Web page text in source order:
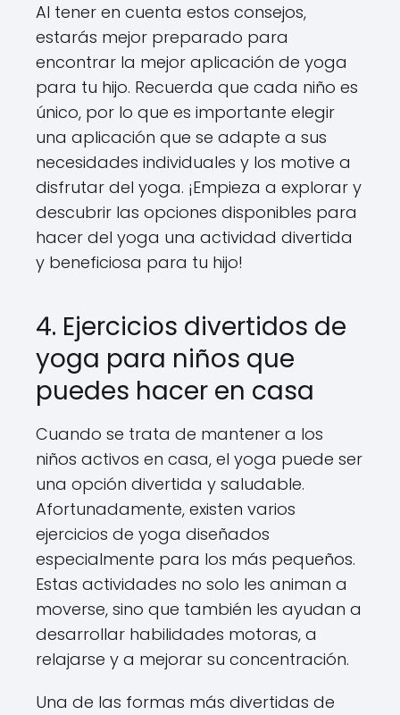
Al tener en cuenta estos consejos,
estarás mejor preparado para
encontrar la mejor aplicación de yoga
para tu hijo. Recuerda que cada niño es
único, por lo que es importante elegir
una aplicación que se adapte a sus
necesidades individuales y los motive a
disfrutar del yoga. ¡Empieza a explorar y
descubrir las opciones disponibles para
hacer del yoga una actividad divertida
y beneficiosa para tu hijo!
4. Ejercicios divertidos de
yoga para niños que
puedes hacer en casa
Cuando se trata de mantener a los
niños activos en casa, el yoga puede ser
una opción divertida y saludable.
Afortunadamente, existen varios
ejercicios de yoga diseñados
especialmente para los más pequeños.
Estas actividades no solo les animan a
moverse, sino que también les ayudan a
desarrollar habilidades motoras, a
relajarse y a mejorar su concentración.
Una de las formas más divertidas de